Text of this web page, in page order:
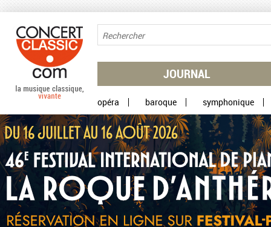
JOURNAL
opéra baroque symphonique